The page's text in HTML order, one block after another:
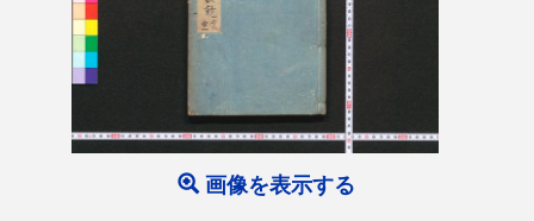
画像を表示する